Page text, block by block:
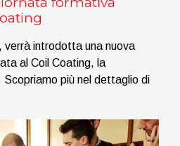
introdotta una nuova
al Coil Coating, la
Scopriamo più nel dettaglio di